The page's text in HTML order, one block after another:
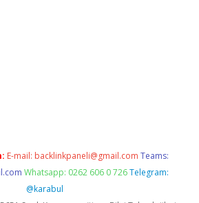
E-mail: backlinkpaneli@gmail.com Teams:
Whatsapp: 0262 606 0 726 Telegram:
@karabul